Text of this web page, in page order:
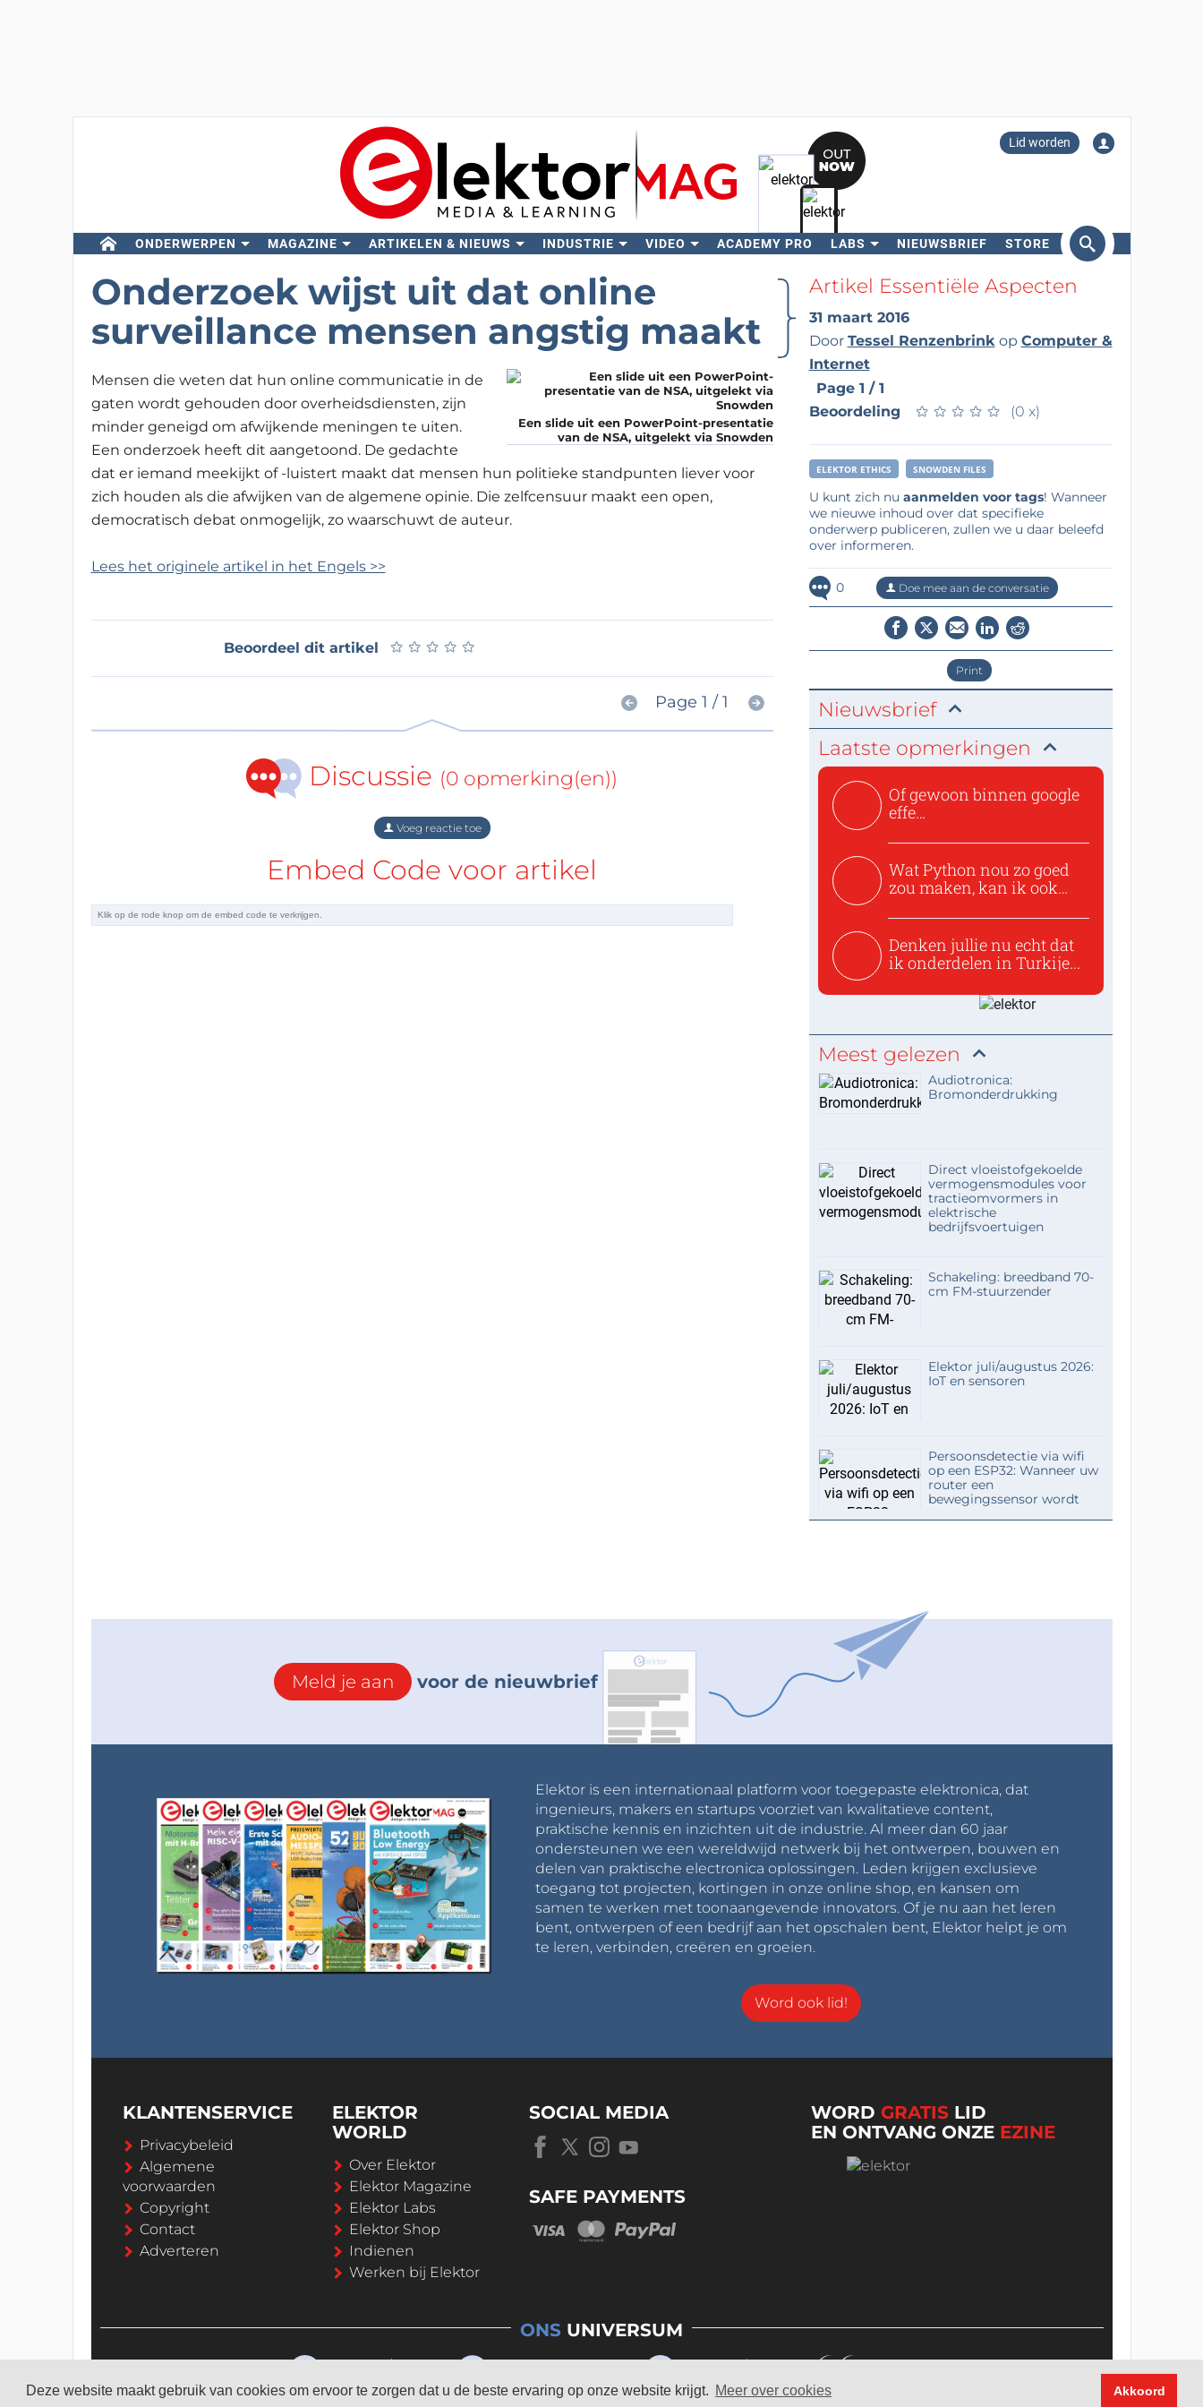
Deze website maakt gebruik van cookies om ervoor te zorgen dat u de beste ervaring op onze website krijgt. Meer over cookies Akkoord
Lid worden
ONDERWERPEN MAGAZINE ARTIKELEN & NIEUWS INDUSTRIE VIDEO ACADEMY PRO LABS NIEUWSBRIEF STORE
Zoeken
Onderzoek wijst uit dat online
surveillance mensen angstig maakt
Een slide uit een PowerPoint-presentatie
van de NSA, uitgelekt via Snowden
Mensen die weten dat hun online communicatie in de
gaten wordt gehouden door overheidsdiensten, zijn
minder geneigd om afwijkende meningen te uiten.
Een onderzoek heeft dit aangetoond. De gedachte
dat er iemand meekijkt of -luistert maakt dat mensen hun politieke standpunten liever voor
zich houden als die afwijken van de algemene opinie. Die zelfcensuur maakt een open,
democratisch debat onmogelijk, zo waarschuwt de auteur.
Lees het originele artikel in het Engels >>
Beoordeel dit artikel ★ ★ ★ ★ ★
★ ★ ★ ★ ★
Page 1 / 1
Discussie (0 opmerking(en))
Voeg reactie toe
Embed Code voor artikel
Artikel Essentiële Aspecten
31 maart 2016
Door Tessel Renzenbrinkop Computer &
Internet
Page 1 / 1
Beoordeling
★ ★ ★ ★ ★
★ ★ ★ ★ ★ (0 x)
ELEKTOR ETHICS SNOWDEN FILES
U kunt zich nu aanmelden voor tags! Wanneer
we nieuwe inhoud over dat specifieke
onderwerp publiceren, zullen we u daar beleefd
over informeren.
0 Doe mee aan de conversatie
Print
Nieuwsbrief
Laatste opmerkingen
Of gewoon binnen google
effe
Wat Python nou zo goed
zou maken, kan ik ook
Denken jullie nu echt dat
ik onderdelen in Turkije...
Meest gelezen
Audiotronica:
Bromonderdrukking
Direct vloeistofgekoelde
vermogensmodules voor
tractieomvormers in
elektrische
bedrijfsvoertuigen
Schakeling: breedband 70-
cm FM-stuurzender
Elektor juli/augustus 2026:
IoT en sensoren
Persoonsdetectie via wifi
op een ESP32: Wanneer uw
router een
bewegingssensor wordt
Meld je aan voor de nieuwbrief
Elektor is een internationaal platform voor toegepaste elektronica, dat
ingenieurs, makers en startups voorziet van kwalitatieve content,
praktische kennis en inzichten uit de industrie. Al meer dan 60 jaar
ondersteunen we een wereldwijd netwerk bij het ontwerpen, bouwen en
delen van praktische electronica oplossingen. Leden krijgen exclusieve
toegang tot projecten, kortingen in onze online shop, en kansen om
samen te werken met toonaangevende innovators. Of je nu aan het leren
bent, ontwerpen of een bedrijf aan het opschalen bent, Elektor helpt je om
te leren, verbinden, creëren en groeien.
Word ook lid!
KLANTENSERVICE
Privacybeleid
Algemene
voorwaarden
Copyright
Contact
Adverteren
ELEKTOR
WORLD
Over Elektor
Elektor Magazine
Elektor Labs
Elektor Shop
Indienen
Werken bij Elektor
SOCIAL MEDIA
SAFE PAYMENTS
WORDGRATIS LID
EN ONTVANG ONZE EZINE
ONS UNIVERSUM